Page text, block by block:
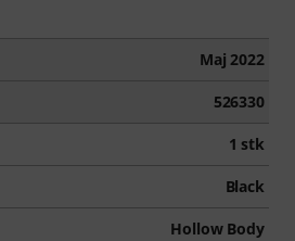
Maj 2022
526330
1 stk
Black
Hollow Body